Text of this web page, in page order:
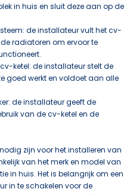
in huis en sluit deze aan op de
de installateur vult het cv-
radiatoren om ervoor te
ketel: de installateur stelt de
goed werkt en voldoet aan alle
de installateur geeft de
van de cv-ketel en de
zijn voor het installeren van
van het merk en model van
in huis. Het is belangrijk om een
in te schakelen voor de